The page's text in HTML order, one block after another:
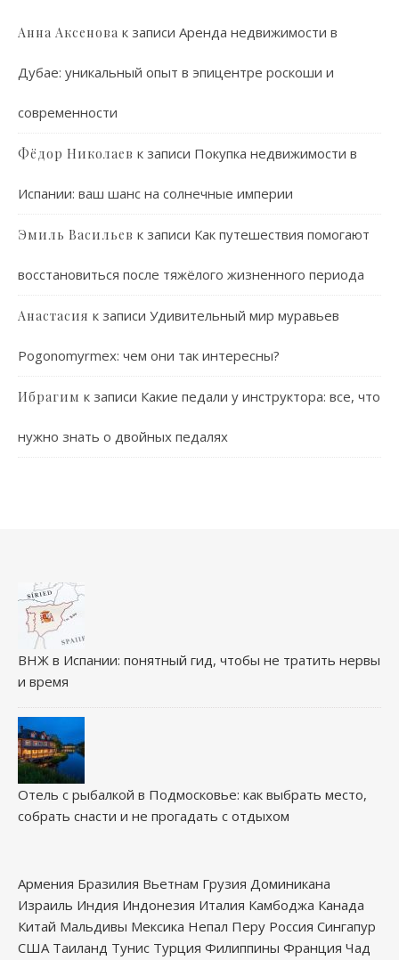
Анна Аксенова к записи Аренда недвижимости в
Дубае: уникальный опыт в эпицентре роскоши и
современности
Фёдор Николаев к записи Покупка недвижимости в
Испании: ваш шанс на солнечные империи
Эмиль Васильев к записи Как путешествия помогают
восстановиться после тяжёлого жизненного периода
Анастасия к записи Удивительный мир муравьев
Pogonomyrmex: чем они так интересны?
Ибрагим к записи Какие педали у инструктора: все, что
нужно знать о двойных педалях
ВНЖ в Испании: понятный гид, чтобы не тратить нервы
и время
Отель с рыбалкой в Подмосковье: как выбрать место,
собрать снасти и не прогадать с отдыхом
Армения Бразилия Вьетнам Грузия Доминикана
Израиль Индия Индонезия Италия Камбоджа Канада
Китай Мальдивы Мексика Непал Перу Россия Сингапур
США Таиланд Тунис Турция Филиппины Франция Чад